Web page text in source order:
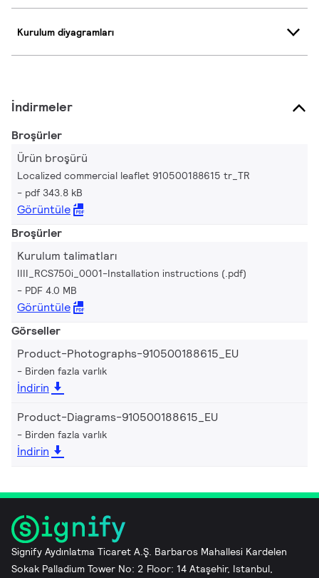
Kurulum diyagramları
İndirmeler
Broşürler
Ürün broşürü
Localized commercial leaflet 910500188615 tr_TR
pdf 343.8 kB
Görüntüle
Broşürler
Kurulum talimatları
IIII_RCS750i_0001-Installation instructions (.pdf)
PDF 4.0 MB
Görüntüle
Görseller
Product-Photographs-910500188615_EU
Birden fazla varlık
İndirin
Product-Diagrams-910500188615_EU
Birden fazla varlık
İndirin
Signify Aydınlatma Ticaret A.Ş. Barbaros Mahallesi Kardelen
Sokak Palladium Tower No: 2 Floor: 14 Ataşehir, Istanbul,